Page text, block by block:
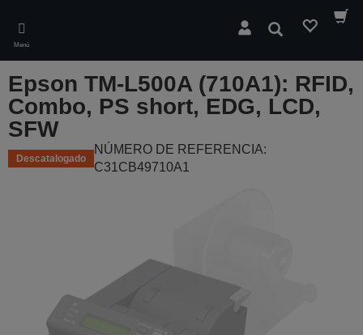
main
content
Menú
Buscar
Epson TM-L500A (710A1): RFID,
Combo, PS short, EDG, LCD,
SFW
Descatalogado
NÚMERO DE REFERENCIA:
C31CB49710A1